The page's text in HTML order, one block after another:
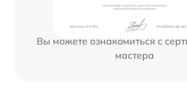
Вы можете ознакомиться с
мастера